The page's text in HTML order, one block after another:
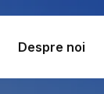
Despre noi